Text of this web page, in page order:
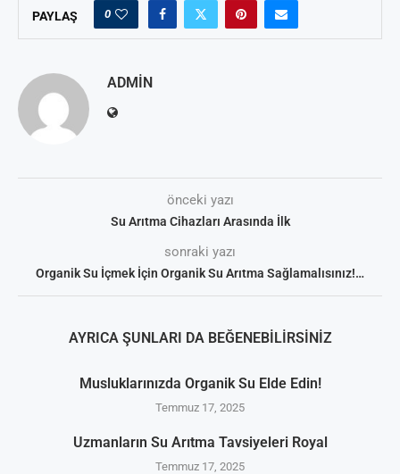
PAYLAŞ 0
ADMIN
önceki yazı
Su Arıtma Cihazları Arasında İlk
sonraki yazı
Organik Su İçmek İçin Organik Su Arıtma Sağlamalısınız!…
AYRICA ŞUNLARI DA BEĞENEBILIRSINIZ
Musluklarınızda Organik Su Elde Edin!
Temmuz 17, 2025
Uzmanların Su Arıtma Tavsiyeleri Royal
Temmuz 17, 2025